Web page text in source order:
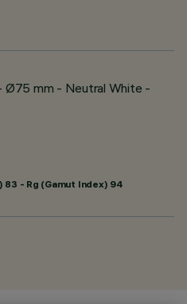
Ø75 mm - Neutral White -
- Rg (Gamut Index) 94